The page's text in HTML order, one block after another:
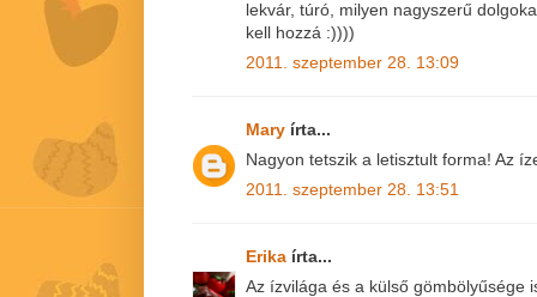
lekvár, túró, milyen nagyszerű
kell hozzá :))))
2011. szeptember 28. 13:09
Mary írta...
Nagyon tetszik a letisztult forma! Az
2011. szeptember 28. 13:51
Erika írta...
Az ízvilága és a külső gömbölyűsége